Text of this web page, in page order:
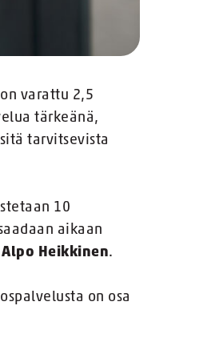
varattu 2,5
tärkeänä,
tarvitsevista
10
aikaan
Alpo Heikkinen.
on osa